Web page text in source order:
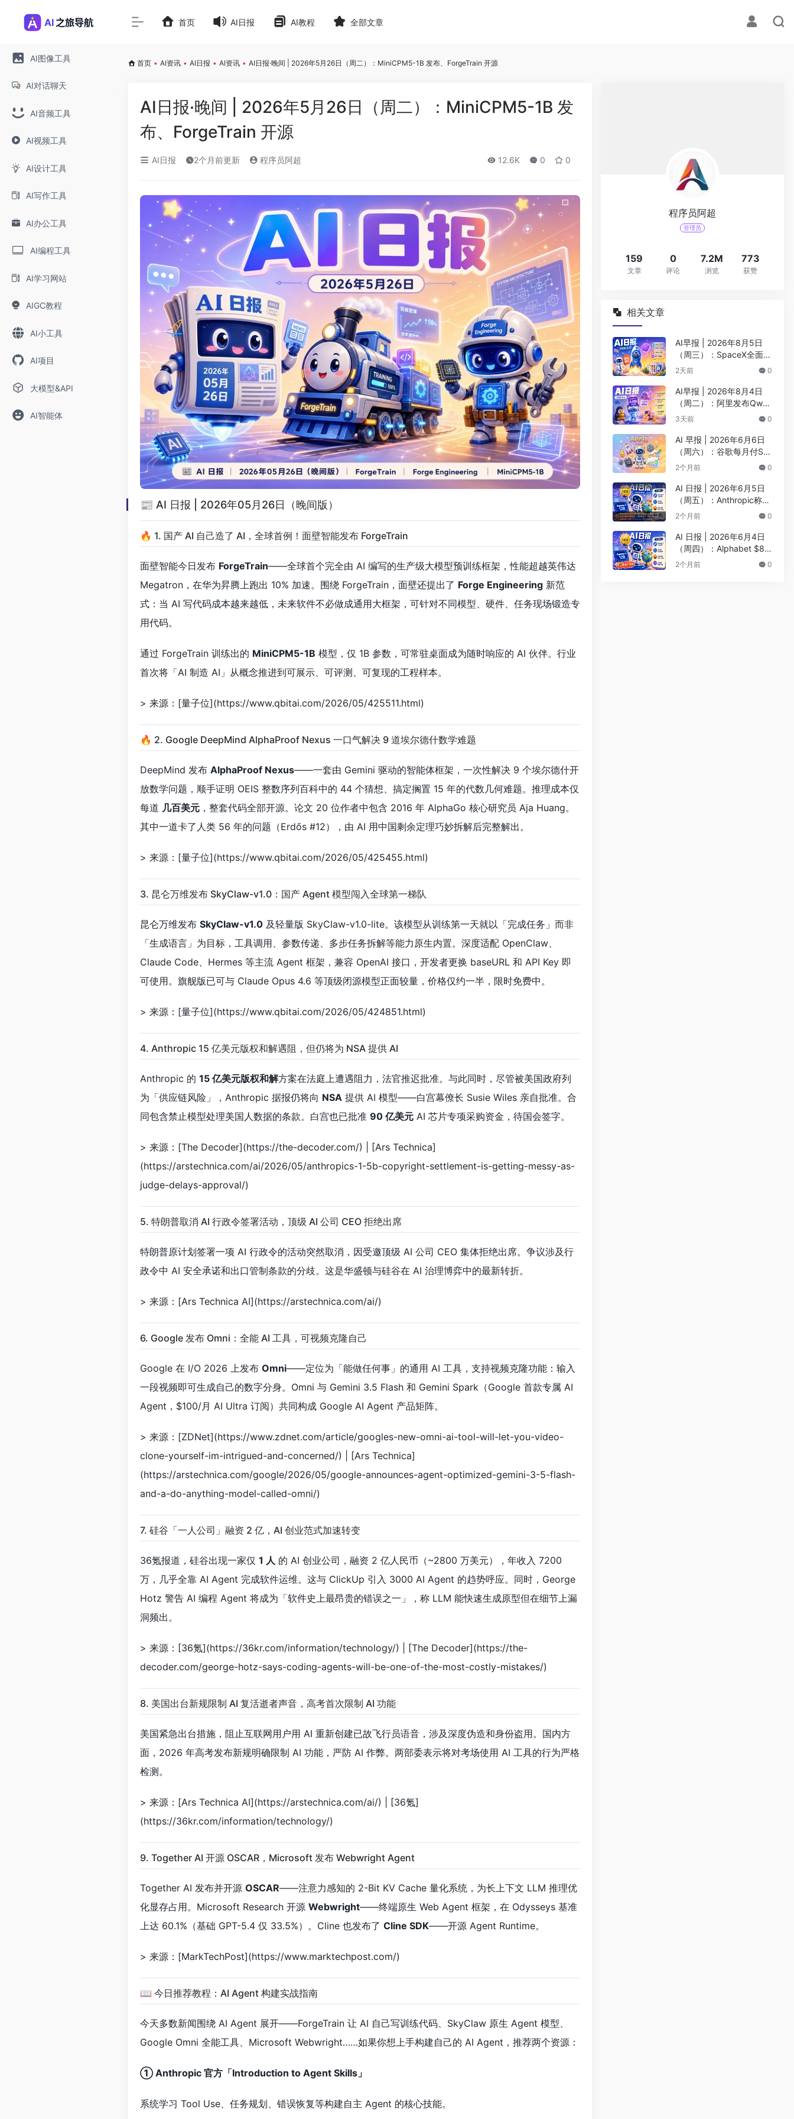
AI图像工具
AI对话聊天
AI音频工具
AI视频工具
AI设计工具
AI写作工具
AI办公工具
AI编程工具
AI学习网站
AIGC教程
AI小工具
AI项目
大模型&API
AI智能体
首页 AI日报 AI教程 全部文章
首页 • AI资讯 • AI日报 • AI资讯 • AI日报·晚间 | 2026年5月26日（周二）：MiniCPM5-1B 发布、ForgeTrain 开源
AI日报·晚间 | 2026年5月26日（周二）：MiniCPM5-1B 发
布、ForgeTrain 开源
AI日报 2个月前更新 程序员阿超 12.6K 0 0
📰 AI 日报 | 2026年05月26日（晚间版）
🔥 1. 国产 AI 自己造了 AI，全球首例！面壁智能发布 ForgeTrain
面壁智能今日发布 ForgeTrain——全球首个完全由 AI 编写的生产级大模型预训练框架，性能超越英伟达
Megatron，在华为昇腾上跑出 10% 加速。围绕 ForgeTrain，面壁还提出了 Forge Engineering 新范
式：当 AI 写代码成本越来越低，未来软件不必做成通用大框架，可针对不同模型、硬件、任务现场锻造专
用代码。
通过 ForgeTrain 训练出的 MiniCPM5-1B 模型，仅 1B 参数，可常驻桌面成为随时响应的 AI 伙伴。行业
首次将「AI 制造 AI」从概念推进到可展示、可评测、可复现的工程样本。
> 来源：[量子位](https://www.qbitai.com/2026/05/425511.html)
🔥 2. Google DeepMind AlphaProof Nexus 一口气解决 9 道埃尔德什数学难题
DeepMind 发布 AlphaProof Nexus——一套由 Gemini 驱动的智能体框架，一次性解决 9 个埃尔德什开
放数学问题，顺手证明 OEIS 整数序列百科中的 44 个猜想、搞定搁置 15 年的代数几何难题。推理成本仅
每道 几百美元 ，整套代码全部开源。论文 20 位作者中包含 2016 年 AlphaGo 核心研究员 Aja Huang。
其中一道卡了人类 56 年的问题（Erdős #12），由 AI 用中国剩余定理巧妙拆解后完整解出。
> 来源：[量子位](https://www.qbitai.com/2026/05/425455.html)
3. 昆仑万维发布 SkyClaw-v1.0：国产 Agent 模型闯入全球第一梯队
昆仑万维发布 SkyClaw-v1.0 及轻量版 SkyClaw-v1.0-lite。该模型从训练第一天就以「完成任务」而非
「生成语言」为目标，工具调用、参数传递、多步任务拆解等能力原生内置。深度适配 OpenClaw、
Claude Code、Hermes 等主流 Agent 框架，兼容 OpenAI 接口，开发者更换 baseURL 和 API Key 即
可使用。旗舰版已可与 Claude Opus 4.6 等顶级闭源模型正面较量，价格仅约一半，限时免费中。
> 来源：[量子位](https://www.qbitai.com/2026/05/424851.html)
4. Anthropic 15 亿美元版权和解遇阻，但仍将为 NSA 提供 AI
Anthropic 的 15 亿美元版权和解方案在法庭上遭遇阻力，法官推迟批准。与此同时，尽管被美国政府列
为「供应链风险」，Anthropic 据报仍将向 NSA 提供 AI 模型——白宫幕僚长 Susie Wiles 亲自批准。合
同包含禁止模型处理美国人数据的条款。白宫也已批准 90 亿美元 AI 芯片专项采购资金，待国会签字。
> 来源：[The Decoder](https://the-decoder.com/) | [Ars Technica]
(https://arstechnica.com/ai/2026/05/anthropics-1-5b-copyright-settlement-is-getting-messy-as-
judge-delays-approval/)
5. 特朗普取消 AI 行政令签署活动，顶级 AI 公司 CEO 拒绝出席
特朗普原计划签署一项 AI 行政令的活动突然取消，因受邀顶级 AI 公司 CEO 集体拒绝出席。争议涉及行
政令中 AI 安全承诺和出口管制条款的分歧。这是华盛顿与硅谷在 AI 治理博弈中的最新转折。
> 来源：[Ars Technica AI](https://arstechnica.com/ai/)
6. Google 发布 Omni：全能 AI 工具，可视频克隆自己
Google 在 I/O 2026 上发布 Omni——定位为「能做任何事」的通用 AI 工具，支持视频克隆功能：输入
一段视频即可生成自己的数字分身。Omni 与 Gemini 3.5 Flash 和 Gemini Spark（Google 首款专属 AI
Agent，$100/月 AI Ultra 订阅）共同构成 Google AI Agent 产品矩阵。
> 来源：[ZDNet](https://www.zdnet.com/article/googles-new-omni-ai-tool-will-let-you-video-
clone-yourself-im-intrigued-and-concerned/) | [Ars Technica]
(https://arstechnica.com/google/2026/05/google-announces-agent-optimized-gemini-3-5-flash-
and-a-do-anything-model-called-omni/)
7. 硅谷「一人公司」融资 2 亿，AI 创业范式加速转变
36氪报道，硅谷出现一家仅 1 人 的 AI 创业公司，融资 2 亿人民币（~2800 万美元），年收入 7200
万，几乎全靠 AI Agent 完成软件运维。这与 ClickUp 引入 3000 AI Agent 的趋势呼应。同时，George
Hotz 警告 AI 编程 Agent 将成为「软件史上最昂贵的错误之一」，称 LLM 能快速生成原型但在细节上漏
洞频出。
> 来源：[36氪](https://36kr.com/information/technology/) | [The Decoder](https://the-
decoder.com/george-hotz-says-coding-agents-will-be-one-of-the-most-costly-mistakes/)
8. 美国出台新规限制 AI 复活逝者声音，高考首次限制 AI 功能
美国紧急出台措施，阻止互联网用户用 AI 重新创建已故飞行员语音，涉及深度伪造和身份盗用。国内方
面，2026 年高考发布新规明确限制 AI 功能，严防 AI 作弊。两部委表示将对考场使用 AI 工具的行为严格
检测。
> 来源：[Ars Technica AI](https://arstechnica.com/ai/) | [36氪]
(https://36kr.com/information/technology/)
9. Together AI 开源 OSCAR，Microsoft 发布 Webwright Agent
Together AI 发布并开源 OSCAR——注意力感知的 2-Bit KV Cache 量化系统，为长上下文 LLM 推理优
化显存占用。Microsoft Research 开源 Webwright——终端原生 Web Agent 框架，在 Odysseys 基准
上达 60.1%（基础 GPT-5.4 仅 33.5%）。Cline 也发布了 Cline SDK——开源 Agent Runtime。
> 来源：[MarkTechPost](https://www.marktechpost.com/)
📖 今日推荐教程：AI Agent 构建实战指南
今天多数新闻围绕 AI Agent 展开——ForgeTrain 让 AI 自己写训练代码、SkyClaw 原生 Agent 模型、
Google Omni 全能工具、Microsoft Webwright……如果你想上手构建自己的 AI Agent，推荐两个资源：
① Anthropic 官方「Introduction to Agent Skills」
系统学习 Tool Use、任务规划、错误恢复等构建自主 Agent 的核心技能。
程序员阿超
管理员
159
文章
0
评论
7.2M
浏览
773
获赞
相关文章
AI早报 | 2026年8月5日
（周三）：SpaceX全面押
注英伟达布局太空AI、四
2天前 0
AI早报 | 2026年8月4日
（周二）：阿里发布Qwen
3.8-Max旗舰模型、MiniM
3天前 0
AI 早报 | 2026年6月6日
（周六）：谷歌每月付Sp
aceX 9.2亿美元算力、BY
2个月前 0
AI 日报 | 2026年6月5日
（周五）：Anthropic称Cl
aude编写超90%代码、阶
榜
2个月前 0
AI 日报 | 2026年6月4日
（周四）：Alphabet $85
0亿融资支持Google AI、
2个月前 0